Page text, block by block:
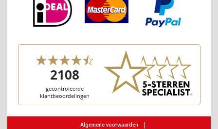
Algemene voorwaarden